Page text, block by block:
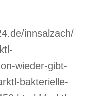
innsalzach/
wieder-gibt-
bakterielle-